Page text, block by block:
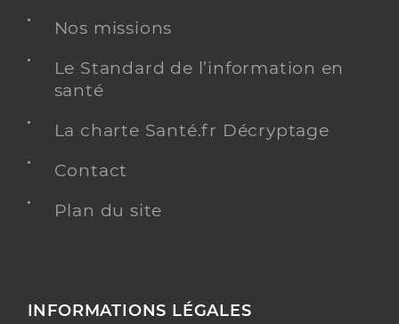
Nos missions
Le Standard de l’information en
santé
La charte Santé.fr Décryptage
Contact
Plan du site
INFORMATIONS LÉGALES